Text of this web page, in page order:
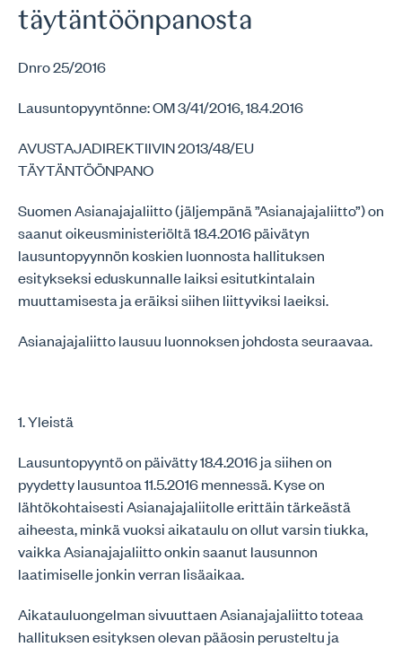
täytäntöönpanosta
Dnro 25/2016
Lausuntopyyntönne: OM 3/41/2016, 18.4.2016
AVUSTAJADIREKTIIVIN 2013/48/EU
TÄYTÄNTÖÖNPANO
Suomen Asianajajaliitto (jäljempänä ”Asianajajaliitto”) on
saanut oikeusministeriöltä 18.4.2016 päivätyn
lausuntopyynnön koskien luonnosta hallituksen
esitykseksi eduskunnalle laiksi esitutkintalain
muuttamisesta ja eräiksi siihen liittyviksi laeiksi.
Asianajajaliitto lausuu luonnoksen johdosta seuraavaa.
1. Yleistä
Lausuntopyyntö on päivätty 18.4.2016 ja siihen on
pyydetty lausuntoa 11.5.2016 mennessä. Kyse on
lähtökohtaisesti Asianajajaliitolle erittäin tärkeästä
aiheesta, minkä vuoksi aikataulu on ollut varsin tiukka,
vaikka Asianajajaliitto onkin saanut lausunnon
laatimiselle jonkin verran lisäaikaa.
Aikatauluongelman sivuuttaen Asianajajaliitto toteaa
hallituksen esityksen olevan pääosin perusteltu ja